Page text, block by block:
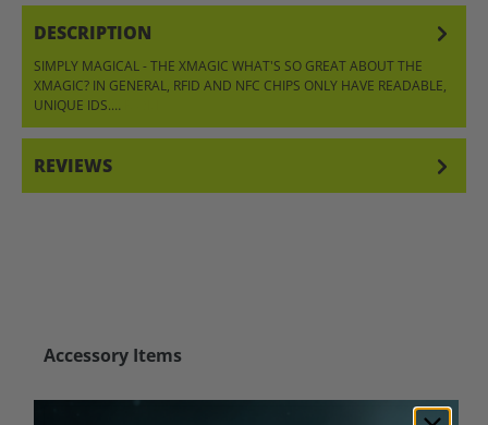
DESCRIPTION
SIMPLY MAGICAL - THE XMAGIC WHAT'S SO GREAT ABOUT THE
XMAGIC? IN GENERAL, RFID AND NFC CHIPS ONLY HAVE READABLE,
UNIQUE IDS.…
REVIEWS
Skip product gallery
Accessory Items